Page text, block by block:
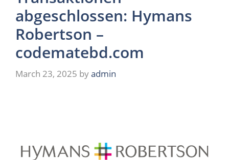
abgeschlossen: Hymans
Robertson –
codematebd.com
March 23, 2025 byadmin